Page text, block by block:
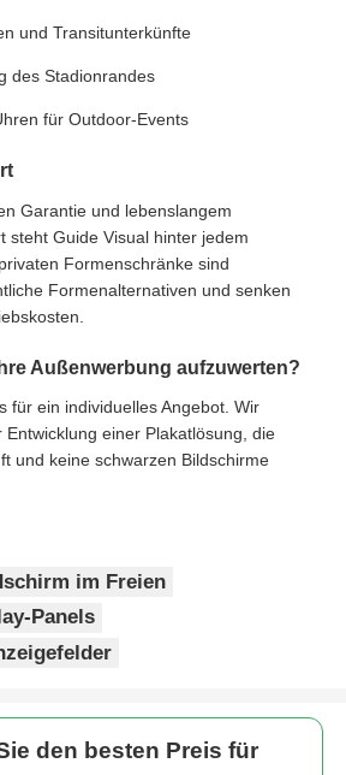
und Transitunterkünfte
des Stadionrandes
für Outdoor-Events
Garantie und lebenslangem
steht Guide Visual hinter jedem
Formenschränke sind
Formenalternativen und senken
Außenwerbung aufzuwerten?
für ein individuelles Angebot. Wir
Entwicklung einer Plakatlösung, die
und keine schwarzen Bildschirme
im Freien
Panels
den besten Preis für